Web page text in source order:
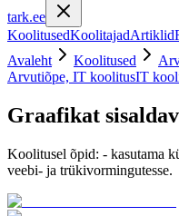
tark.ee
KoolitusedKoolitajadArtiklid
Avaleht
Koolitused
Arvutiõpe, IT koolitusIT
Graafikat
Koolitusel õpid: - kasutama
veebi- ja trükivormingutesse.